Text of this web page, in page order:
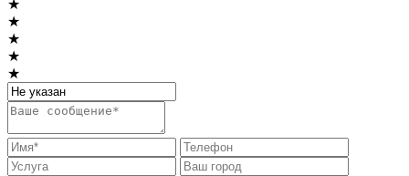
★
★
★
★
★